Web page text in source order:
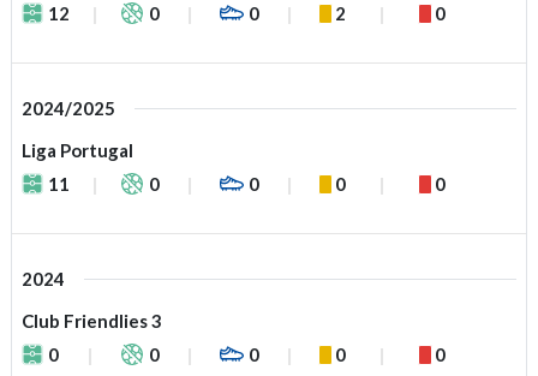
12
0 0 2 0
2024/2025
Liga Portugal
11
0 0 0 0
2024
Club Friendlies 3
0
0 0 0 0